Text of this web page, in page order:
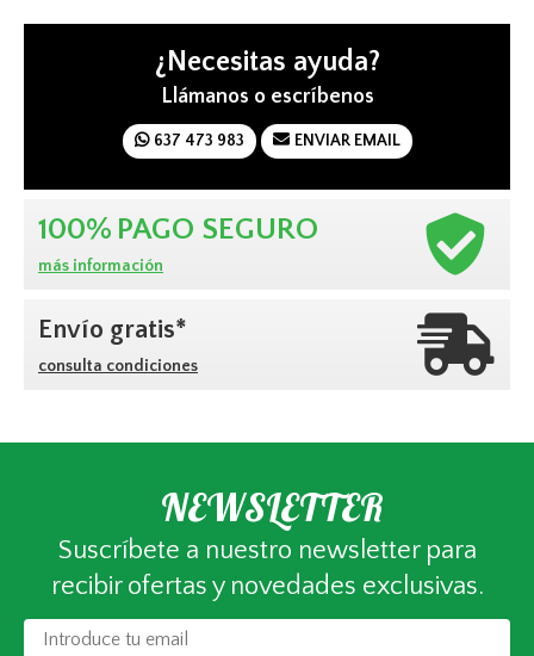
¿Necesitas ayuda?
Llámanos o escríbenos
637 473 983 ENVIAR EMAIL
100% PAGO SEGURO
más información
Envío gratis*
consulta condiciones
NEWSLETTER
Suscríbete a nuestro newsletter para
recibir ofertas y novedades exclusivas.